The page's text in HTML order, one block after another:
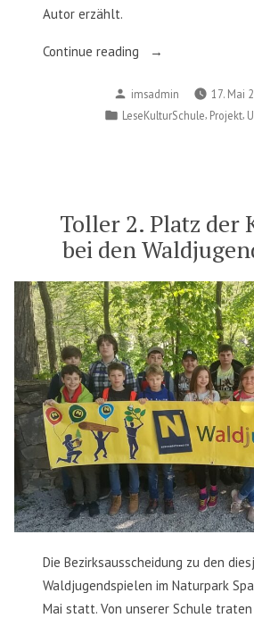
Autor erzählt.
Continue reading „Lesekisten“
Posted
by
imsadmin
17. Mai
Posted
LeseKulturSchule Projekt
Toller 2. Platz der
bei den
Die Bezirksausscheidung zu den
Waldjugendspielen im Naturpark
Mai statt. Von unserer Schule